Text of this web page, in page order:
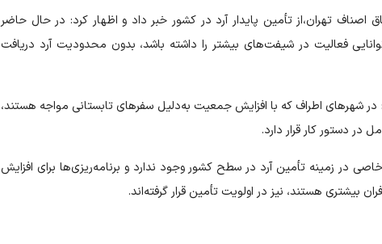
اصناف تهران،از تأمین پایدار آرد در کشور خبر داد و اظهار کرد: در حال حاضر
فعالیت در شیفت‌های بیشتر را داشته باشد، بدون محدودیت آرد دریافت
در شهرهای اطراف که با افزایش جمعیت به‌دلیل سفرهای تابستانی مواجه هستند،
در دستور کار قرار دارد.
در زمینه تأمین آرد در سطح کشور وجود ندارد و برنامه‌ریزی‌ها برای افزایش
بیشتری هستند، نیز در اولویت تأمین قرار گرفته‌اند.